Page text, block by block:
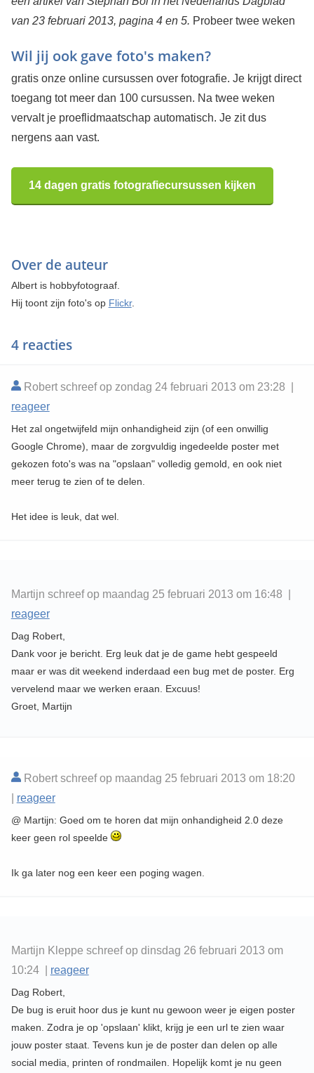
van 23 februari 2013, pagina 4 en 5.
Wil jij ook gave foto's maken?
Probeer twee weken
gratis onze online cursussen over fotografie. Je krijgt direct
toegang tot meer dan 100 cursussen. Na twee weken
vervalt je proeflidmaatschap automatisch. Je zit dus
nergens aan vast.
14 dagen gratis fotografiecursussen kijken
Over de auteur
Albert is hobbyfotograaf.
Hij toont zijn foto's op Flickr.
4 reacties
Robert schreef op zondag 24 februari 2013 om 23:28 |
reageer
Het zal ongetwijfeld mijn onhandigheid zijn (of een onwillig
Google Chrome), maar de zorgvuldig ingedeelde poster met
gekozen foto's was na "opslaan" volledig gemold, en ook niet
meer terug te zien of te delen.
Het idee is leuk, dat wel.
Martijn schreef op maandag 25 februari 2013 om 16:48 |
reageer
Dag Robert,
Dank voor je bericht. Erg leuk dat je de game hebt gespeeld
maar er was dit weekend inderdaad een bug met de poster. Erg
vervelend maar we werken eraan. Excuus!
Groet, Martijn
Robert schreef op maandag 25 februari 2013 om 18:20
reageer
@ Martijn: Goed om te horen dat mijn onhandigheid 2.0 deze
keer geen rol speelde
Ik ga later nog een keer een poging wagen.
Martijn Kleppe schreef op dinsdag 26 februari 2013 om
10:24 | reageer
Dag Robert,
De bug is eruit hoor dus je kunt nu gewoon weer je eigen poster
maken. Zodra je op 'opslaan' klikt, krijg je een url te zien waar
jouw poster staat. Tevens kun je de poster dan delen op alle
social media, printen of rondmailen. Hopelijk komt je nu geen